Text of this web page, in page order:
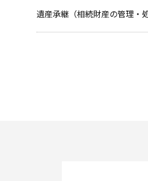
遺産承継（相続財産の管理・